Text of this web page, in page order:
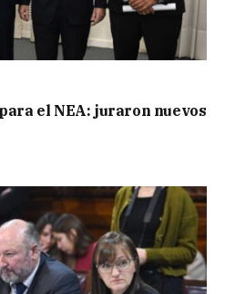
el NEA: juraron nuevos